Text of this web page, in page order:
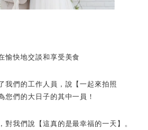
愉快地交談和享受美食
我們的工作人員，說【一起來拍照
您們的大日子的其中一員！
對我們說【這真的是最幸福的一天】。